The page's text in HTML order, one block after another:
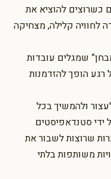
להוציא את
לחוויה קלילה, מצחיקה
שמגלים עובדות
רגע הופך להזדמנות
ולהמשיך בכל
ידי סטנדאפיסטים
שרוצות לשבור את
משותפות בלתי